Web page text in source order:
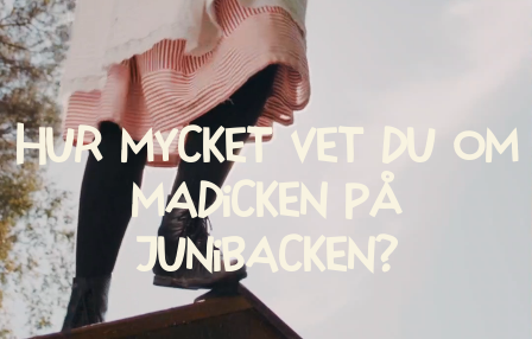
Hur mycket vet du om
Madicken på
Junibacken?